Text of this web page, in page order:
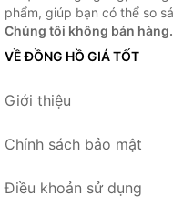
phẩm, giúp bạn có thể so
Chúng tôi không bán hàng.
VỀ ĐỒNG HỒ GIÁ TỐT
Giới thiệu
Chính sách bảo mật
Điều khoản sử dụng